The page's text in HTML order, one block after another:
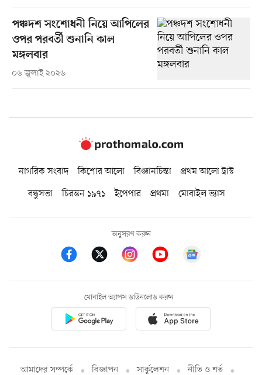
পঞ্চদশ সংশোধনী নিয়ে আপিলের
ওপর পরবর্তী শুনানি কাল
মঙ্গলবার
০৬ জুলাই ২০২৬
নাগরিক সংবাদ কিশোর আলো বিজ্ঞানচিন্তা
প্রথম আলো ট্রাস্ট
বন্ধুসভা
চিরন্তন ১৯৭১ ইপেপার প্রথমা মোবাইল ভ্যাস
অনুসরণ করুন
মোবাইল অ্যাপস ডাউনলোড করুন
আমাদের সম্পর্কে বিজ্ঞাপন সার্কুলেশন নীতি ও শর্ত